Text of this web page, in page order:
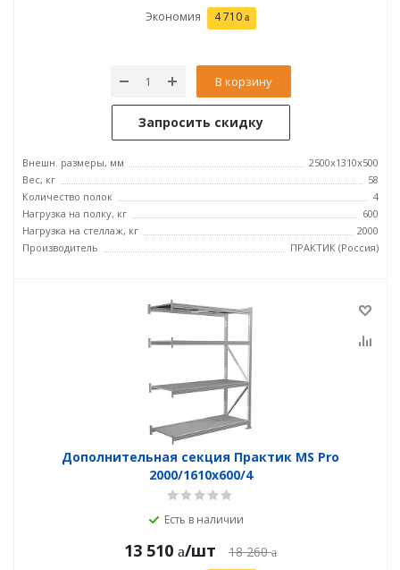
Экономия 4 710
В корзину
Запросить скидку
Внешн. размеры, мм
2500x1310x500
Вес, кг
58
Количество полок
4
Нагрузка на полку, кг
600
Нагрузка на стеллаж, кг
2000
Производитель
ПРАКТИК (Россия)
Дополнительная секция Практик MS Pro
2000/1610x600/4
Есть в наличии
13 510 /шт 18 260